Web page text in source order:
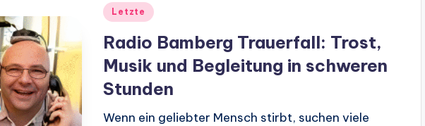
Letzte
Radio Bamberg Trauerfall: Trost,
Musik und Begleitung in schweren
Stunden
Wenn ein geliebter Mensch stirbt, suchen viele